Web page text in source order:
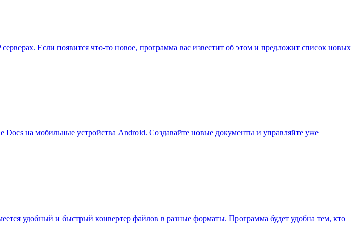
Если появится что-то новое, программа вас известит об этом и предложит список новых
на мобильные устройства Android. Создавайте новые документы и управляйте уже
удобный и быстрый конвертер файлов в разные форматы. Программа будет удобна тем, кто